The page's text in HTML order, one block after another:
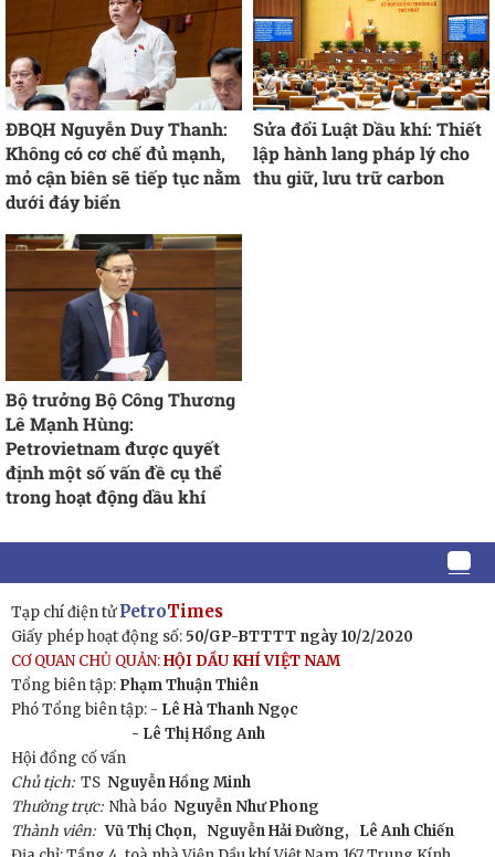
ĐBQH Nguyễn Duy Thanh:
Không có cơ chế đủ mạnh,
mỏ cận biên sẽ tiếp tục nằm
dưới đáy biển
Sửa đổi Luật Dầu khí: Thiết
lập hành lang pháp lý cho
thu giữ, lưu trữ carbon
Bộ trưởng Bộ Công Thương
Lê Mạnh Hùng:
Petrovietnam được quyết
định một số vấn đề cụ thể
trong hoạt động dầu khí
Tạp chí điện tửPetroTimes
Giấy phép hoạt động số: 50/GP-BTTTT ngày 10/2/2020
CƠ QUAN CHỦ QUẢN:HỘI DẦU KHÍ VIỆT NAM
Tổng biên tập: Phạm Thuận Thiên
Phó Tổng biên tập: - Lê Hà Thanh Ngọc
- Lê Thị Hồng Anh
Hội đồng cố vấn
Chủ tịch:TS Nguyễn Hồng Minh
Thường trực: Nhà báo Nguyễn Như Phong
Thành viên: Vũ Thị Chọn, Nguyễn Hải Đường,
Lê Anh Chiến